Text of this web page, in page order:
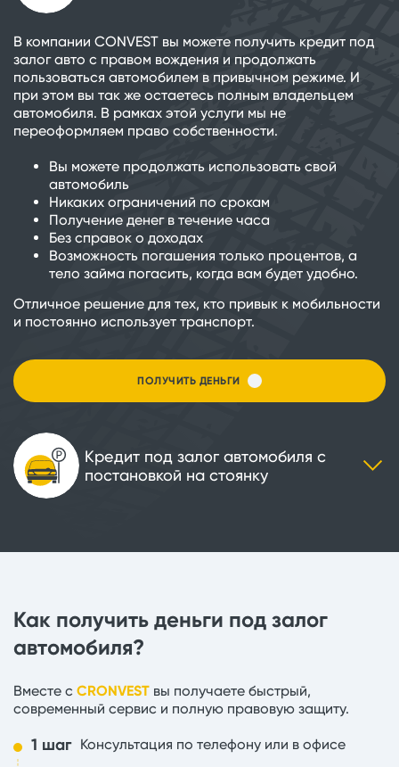
В компании CONVEST вы можете получить кредит под
залог авто с правом вождения и продолжать
пользоваться автомобилем в привычном режиме. И
при этом вы так же остаетесь полным владельцем
автомобиля. В рамках этой услуги мы не
переоформляем право собственности.
Вы можете продолжать использовать свой
автомобиль
Никаких ограничений по срокам
Получение денег в течение часа
Без справок о доходах
Возможность погашения только процентов, а
тело займа погасить, когда вам будет удобно.
Отличное решение для тех, кто привык к мобильности
и постоянно использует транспорт.
ПОЛУЧИТЬ ДЕНЬГИ
Кредит под залог автомобиля с
постановкой на стоянку
Как получить деньги под залог
автомобиля?
Вместе с CRONVEST вы получаете быстрый,
современный сервис и полную правовую защиту.
1 шаг Консультация по телефону или в офисе